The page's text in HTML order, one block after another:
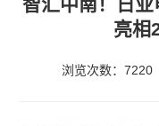
亮相
浏览次数：7220